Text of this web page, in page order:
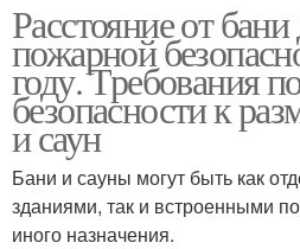
Расстояние от
пожарной
году. Требования
безопасности к
и саун
Бани и сауны могут быть как
зданиями, так и встроенными
иного назначения.